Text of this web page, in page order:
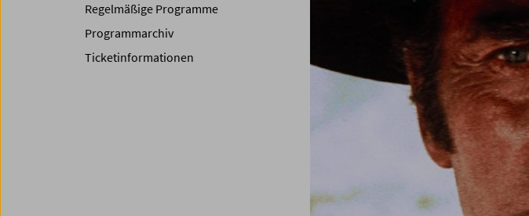
Regelmäßige Programme
Programmarchiv
Ticketinformationen